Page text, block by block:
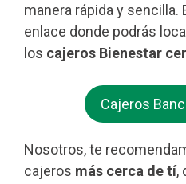
manera rápida y sencilla.
enlace donde podrás
los cajeros Bienestar
Cajeros
Nosotros, te
cajeros más cerca de tí,